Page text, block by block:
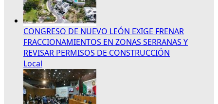
CONGRESO DE NUEVO LEÓN EXIGE FRENAR
FRACCIONAMIENTOS EN ZONAS SERRANAS Y
REVISAR PERMISOS DE CONSTRUCCIÓN
Local